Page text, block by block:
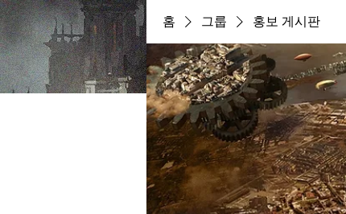
홈 그룹 홍보 게시판